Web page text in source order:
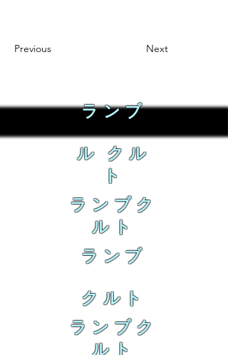
Previous Next
ランブ
ル クル
ト
ランブク
ルト
ランブ
クルト
ランブク
ルト